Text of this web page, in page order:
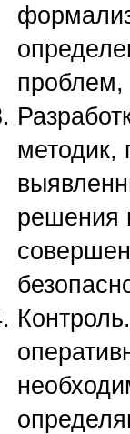
проблем,
методик,
решения